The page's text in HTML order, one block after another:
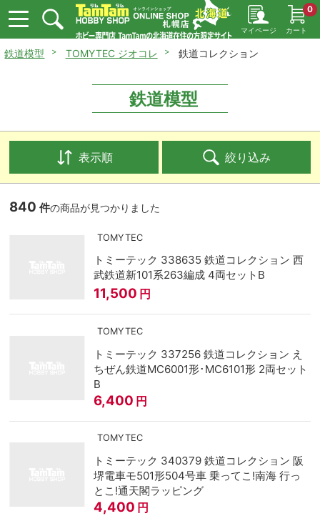
マイページ カート
0
鉄道模型 TOMYTEC ジオコレ 鉄道コレクション
鉄道模型
表示順 絞り込み
840 件の商品が見つかりました
TOMYTEC
トミーテック 338635 鉄道コレクション 西
武鉄道新101系263編成 4両セットB
11,500 円
TOMYTEC
トミーテック 337256 鉄道コレクション え
ちぜん鉄道MC6001形･MC6101形 2両セット
B
6,400 円
TOMYTEC
トミーテック 340379 鉄道コレクション 阪
堺電車モ501形504号車 乗ってこ!南海 行っ
とこ!通天閣ラッピング
4,400 円